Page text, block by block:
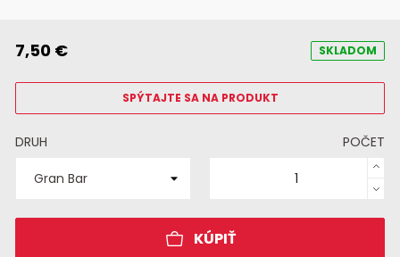
7,50 € SKLADOM
SPÝTAJTE SA NA PRODUKT
DRUH POČET
KÚPIŤ